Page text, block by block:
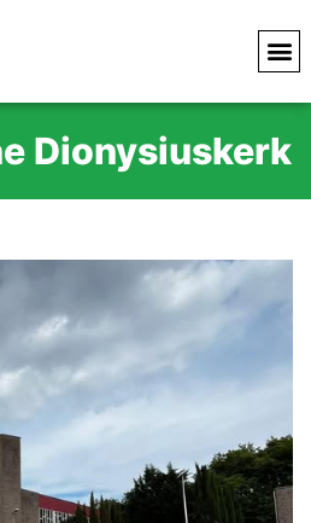
Dionysiuskerk